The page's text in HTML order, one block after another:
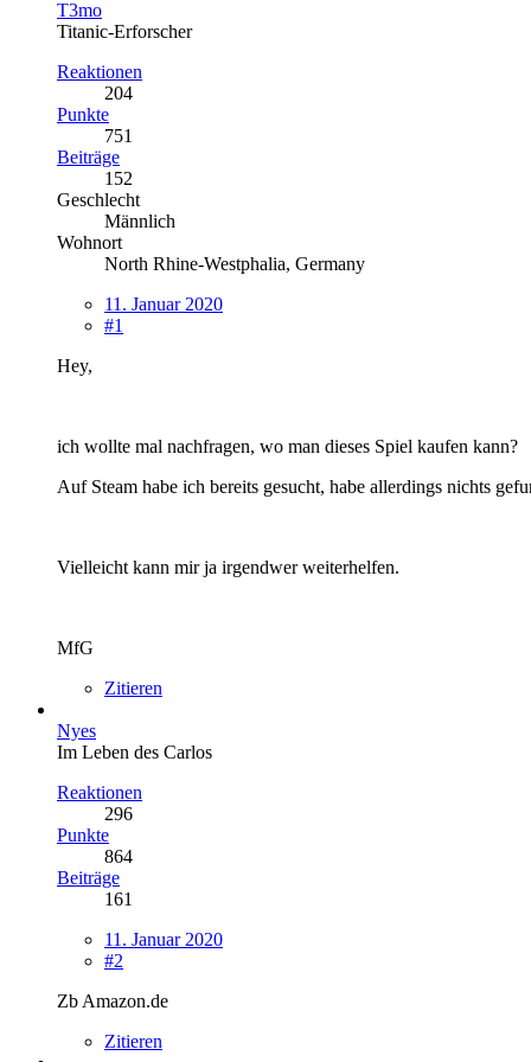
T3mo
Titanic-Erforscher
Reaktionen
204
Punkte
751
Beiträge
152
Geschlecht
Männlich
Wohnort
North Rhine-Westphalia, Germany
11. Januar 2020
#1
Hey,
ich wollte mal nachfragen, wo man dieses Spiel kaufen kann?
Auf Steam habe ich bereits gesucht, habe allerdings nichts
Vielleicht kann mir ja irgendwer weiterhelfen.
MfG
Zitieren
Nyes
Im Leben des Carlos
Reaktionen
296
Punkte
864
Beiträge
161
11. Januar 2020
#2
Zb Amazon.de
Zitieren